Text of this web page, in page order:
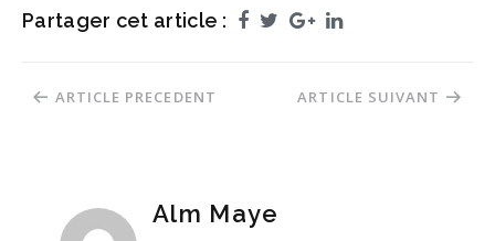
Partager cet article : Facebook
TwitterGoogle+LinkedIn
Navigation
de
ARTICLE PRECEDENT ARTICLE SUIVANT
Alm Maye